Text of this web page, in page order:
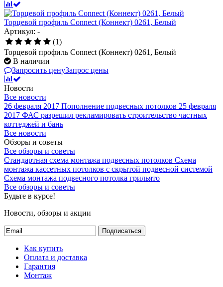
Торцевой профиль Connect (Коннект) 0261, Белый
Артикул: -
(1)
Торцевой профиль Connect (Коннект) 0261, Белый
В наличии
Запросить ценуЗапрос цены
Новости
Все новости
26 февраля 2017 Пополнение подвесных потолков 25 февраля
2017 ФАС разрешил рекламировать строительство частных
коттеджей и бань
Все новости
Обзоры и советы
Все обзоры и советы
Стандартная схема монтажа подвесных потолков Схема
монтажа кассетных потолков с скрытой подвесной системой
Схема монтажа подвесного потолка грильято
Все обзоры и советы
Будьте в курсе!
Новости, обзоры и акции
Подписаться
Как купить
Оплата и доставка
Гарантия
Монтаж